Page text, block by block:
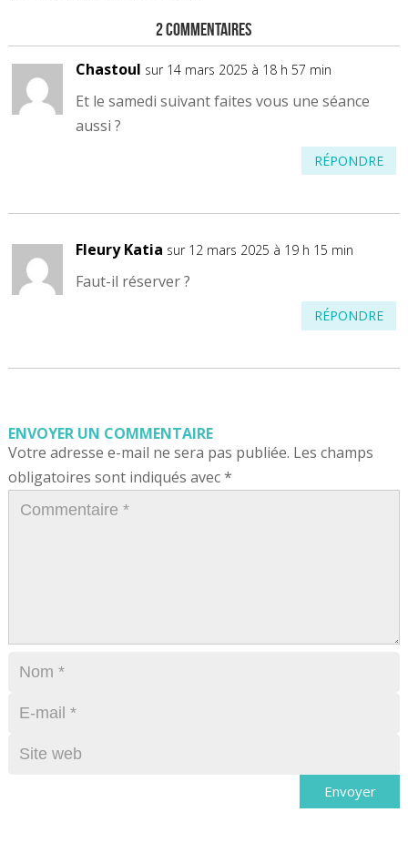
2 Commentaires
Chastoul sur 14 mars 2025 à 18 h 57 min
Et le samedi suivant faites vous une séance
aussi ?
RÉPONDRE
Fleury Katia sur 12 mars 2025 à 19 h 15 min
Faut-il réserver ?
RÉPONDRE
ENVOYER UN COMMENTAIRE
Votre adresse e-mail ne sera pas publiée. Les champs
obligatoires sont indiqués avec*